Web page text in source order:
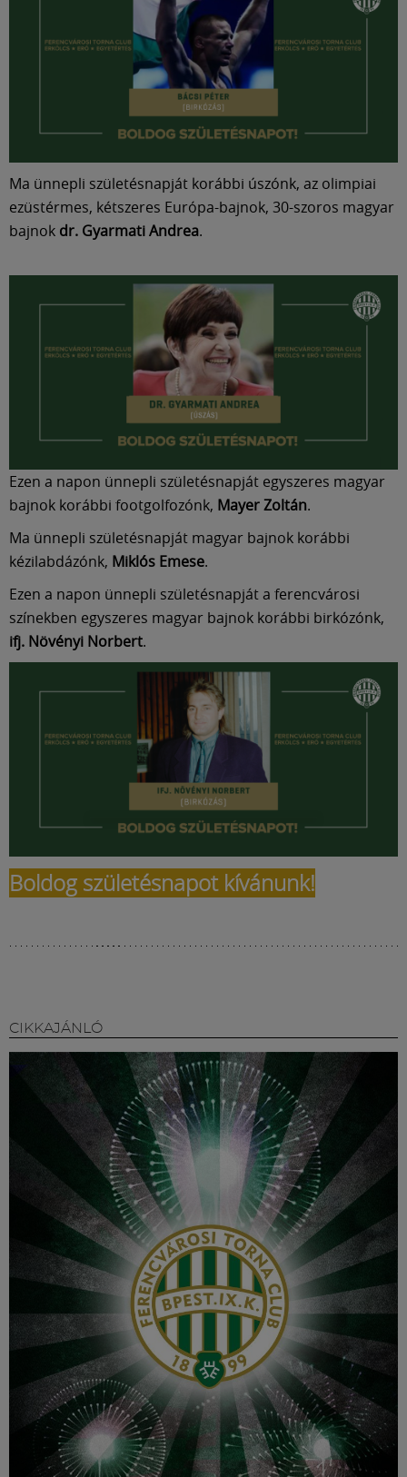
Ma ünnepli születésnapját korábbi úszónk, az olimpiai
ezüstérmes, kétszeres Európa-bajnok, 30-szoros magyar
bajnok dr. Gyarmati Andrea.
Ezen a napon ünnepli születésnapját egyszeres magyar
bajnok korábbi footgolfozónk, Mayer Zoltán.
Ma ünnepli születésnapját magyar bajnok korábbi
kézilabdázónk, Miklós Emese.
Ezen a napon ünnepli születésnapját a ferencvárosi
színekben egyszeres magyar bajnok korábbi birkózónk,
ifj. Növényi Norbert.
Boldog születésnapot kívánunk!
CIKKAJÁNLÓ
English